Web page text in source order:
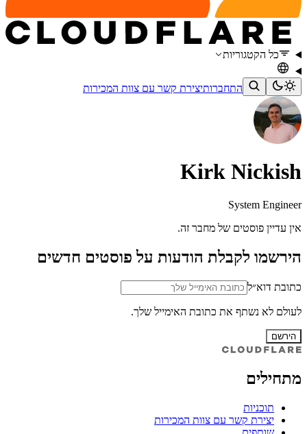
כל הקטגוריות
התחברותיצירת קשר עם צוות המכירות
Kirk Nickish
System Engineer
אין עדיין פוסטים של מחבר זה.
הירשמו לקבלת הודעות על פוסטים חדשים
כתובת דוא״ל
לעולם לא נשתף את כתובת האימייל שלך.
הירשם
מתחילים
תוכניות
יצירת קשר עם צוות המכירות